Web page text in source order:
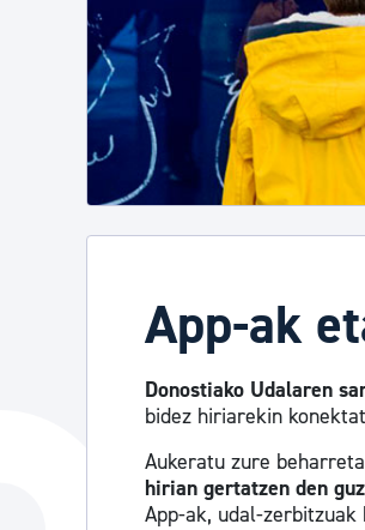
App-ak
Donostiako Udalaren
bidez hiriarekin
Aukeratu zure
hirian gertatzen den
App-ak, udal-